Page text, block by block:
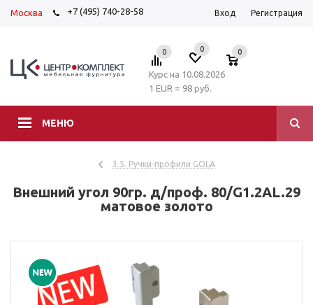
Москва +7 (495) 740-28-58 Вход Регистрация
МЕНЮ
0 0 0
Курс на 10.08.2026
1 EUR = 98 руб.
3.5. Ручки-профили GOLA
Внешний угол 90гр. д/проф. 80/G1.2AL.29
матовое золото